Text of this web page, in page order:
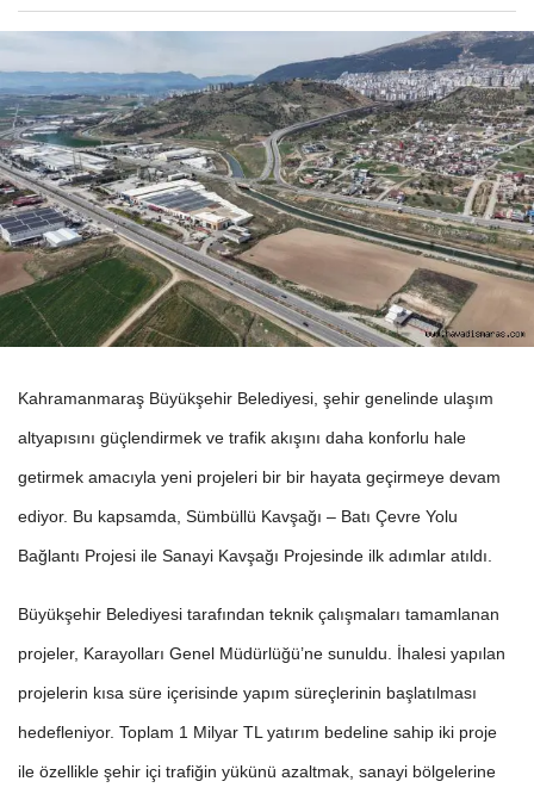
Kahramanmaraş Büyükşehir Belediyesi, şehir genelinde ulaşım
altyapısını güçlendirmek ve trafik akışını daha konforlu hale
getirmek amacıyla yeni projeleri bir bir hayata geçirmeye devam
ediyor. Bu kapsamda, Sümbüllü Kavşağı – Batı Çevre Yolu
Bağlantı Projesi ile Sanayi Kavşağı Projesinde ilk adımlar atıldı.
Büyükşehir Belediyesi tarafından teknik çalışmaları tamamlanan
projeler, Karayolları Genel Müdürlüğü’ne sunuldu. İhalesi yapılan
projelerin kısa süre içerisinde yapım süreçlerinin başlatılması
hedefleniyor. Toplam 1 Milyar TL yatırım bedeline sahip iki proje
ile özellikle şehir içi trafiğin yükünü azaltmak, sanayi bölgelerine